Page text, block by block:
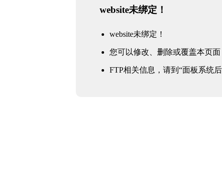
website未绑定！
website未绑定！
您可以修改、删除或覆盖本页面
FTP相关信息，请到“面板系统